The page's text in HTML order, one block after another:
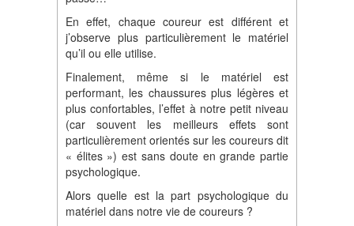
En effet, chaque coureur est différent et
j’observe plus particulièrement le matériel
qu’il ou elle utilise.
Finalement, même si le matériel est
performant, les chaussures plus légères et
plus confortables, l’effet à notre petit niveau
(car souvent les meilleurs effets sont
particulièrement orientés sur les coureurs dit
« élites ») est sans doute en grande partie
psychologique.
Alors quelle est la part psychologique du
matériel dans notre vie de coureurs ?